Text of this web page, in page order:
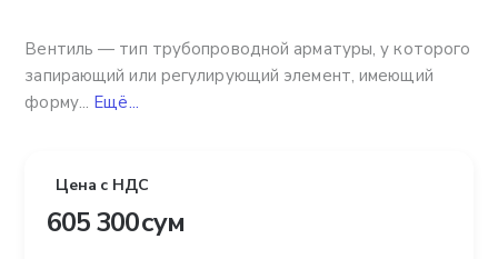
Вентиль — тип трубопроводной арматуры, у которого
запирающий или регулирующий элемент, имеющий
форму... Ещё...
Цена с НДС
605 300 сум